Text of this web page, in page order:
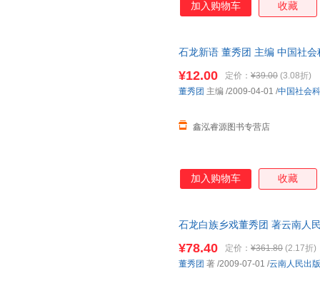
加入购物车 收藏
石龙新语 董秀团 主编 中国社
¥12.00 定价： ¥39.00 (3.08折)
鑫泓睿源图书专营店
董秀团 主编 /2009-04-01 /中国社会
加入购物车 收藏
石龙白族乡戏董秀团 著云南人
¥78.40 定价： ¥361.80 (2.17折)
董秀团 著 /2009-07-01 /云南人民出